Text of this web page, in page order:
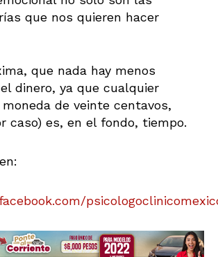
que nos quieren hacer
que nada hay menos
dinero, ya que cualquier
de veinte centavos,
caso) es, en el fondo, tiempo.